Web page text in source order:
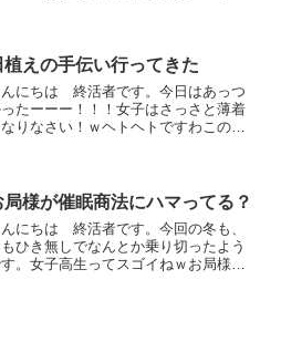
に当たり屋だったら捕まっ...
植えの手伝い行ってきた
んにちは 終活者です。今日はあっつ
たーーー！！！女子はさっさと薄着
りなさい！ｗヘトヘトですわこの
ると、黄金の稲穂がたわ...
局様が催眠商法にハマってる？
にちは 終活者です。今回の冬も、
もひき無しでなんとか乗り切ったよう
。女子高生ってスゴイねｗお局様が